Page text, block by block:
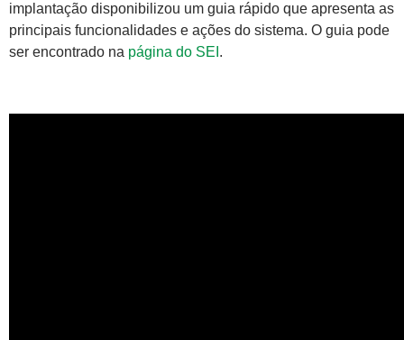
implantação disponibilizou um guia rápido que apresenta as
principais funcionalidades e ações do sistema. O guia pode
ser encontrado na página do SEI .